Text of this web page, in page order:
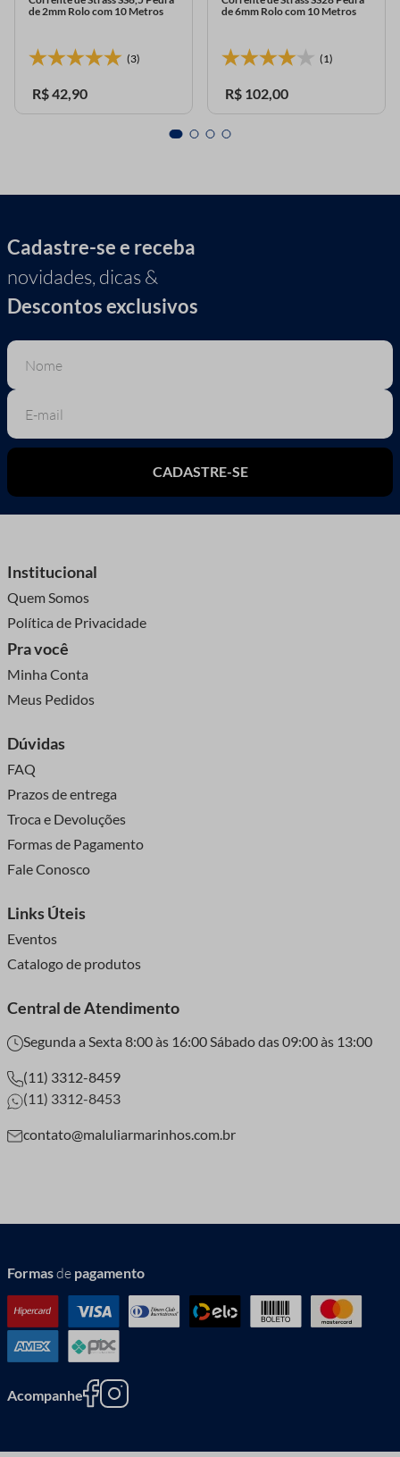
de 2mm Rolo com 10 Metros
(3)
R$42,90
de 6mm Rolo com 10 Metros
(1)
R$ 102,00
Cadastre-se e receba
novidades, dicas &
Descontos exclusivos
CADASTRE-SE
Institucional
Quem Somos
Política de Privacidade
Pra você
Minha Conta
Meus Pedidos
Dúvidas
FAQ
Prazos de entrega
Troca e Devoluções
Formas de Pagamento
Fale Conosco
Links Úteis
Eventos
Catalogo de produtos
Central de Atendimento
Segunda a Sexta 8:00 às 16:00 Sábado das 09:00 às 13:00
(11) 3312-8459
(11) 3312-8453
contato@maluliarmarinhos.com.br
Formasde pagamento
Acompanhe